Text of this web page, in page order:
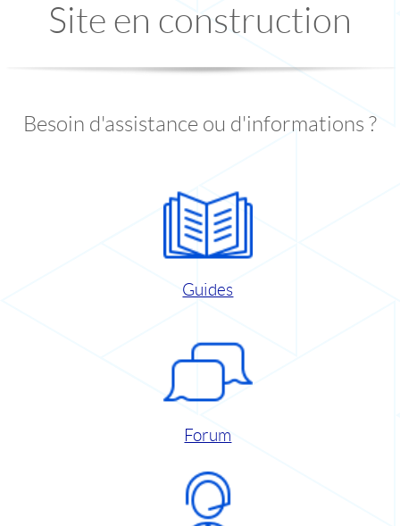
Site en construction
Besoin d'assistance ou d'informations ?
Guides
Forum